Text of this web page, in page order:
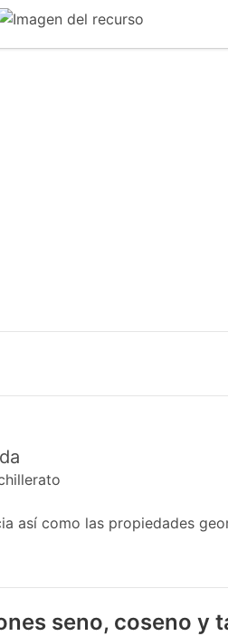
así como las propiedades
seno, coseno y